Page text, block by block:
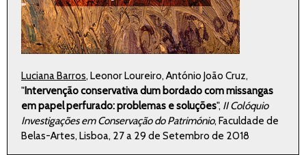
Luciana Barros, Leonor Loureiro, António João Cruz,
"Intervenção conservativa dum bordado com missangas
em papel perfurado: problemas e soluções", II Colóquio
Investigações em Conservação do Património, Faculdade de
Belas-Artes, Lisboa, 27 a 29 de Setembro de 2018